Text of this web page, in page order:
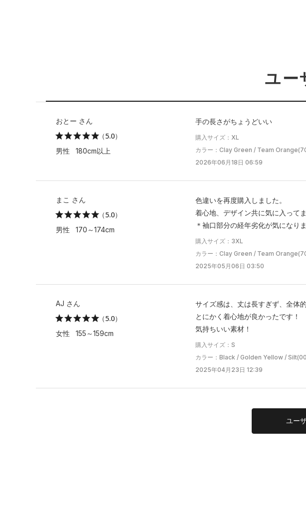
ユー
おとー さん
（5.0）
男性 180cm以上
手の長さがちょうどいい
購入サイズ：XL
カラー：Clay Green / Team
2026年06月18日 06:59
まこ さん
（5.0）
男性 170～174cm
色違いを再度購入しました。
着心地、デザイン共に気に入って
＊袖口部分の経年劣化が気になりま
購入サイズ：3XL
カラー：Clay Green / Team
2025年05月06日 03:50
AJ さん
（5.0）
女性 155～159cm
サイズ感は、丈は長すぎず、全体
とにかく着心地が良かったです！
気持ちいい素材！
購入サイズ：S
カラー：Black / Golden Yellow /
2025年04月23日 12:39
ユー